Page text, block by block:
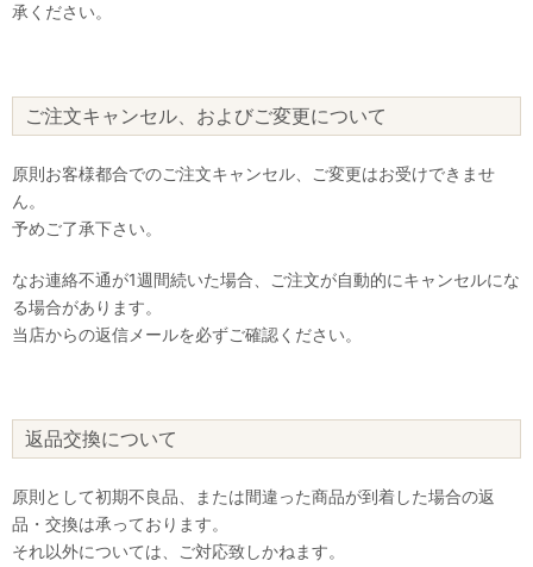
承ください。
ご注文キャンセル、およびご変更について
原則お客様都合でのご注文キャンセル、ご変更はお受けできませ
ん。
予めご了承下さい。
なお連絡不通が1週間続いた場合、ご注文が自動的にキャンセルにな
る場合があります。
当店からの返信メールを必ずご確認ください。
返品交換について
原則として初期不良品、または間違った商品が到着した場合の返
品・交換は承っております。
それ以外については、ご対応致しかねます。